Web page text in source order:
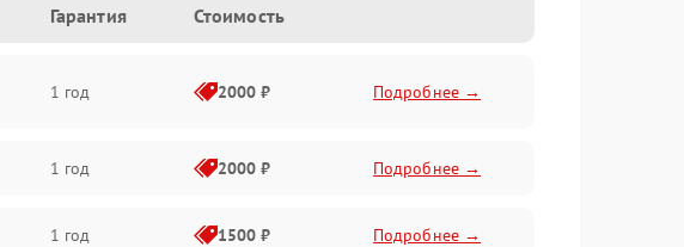
Гарантия Стоимость
1 год 2000 ₽ Подробнее →
1 год 2000 ₽ Подробнее →
1 год 1500 ₽ Подробнее →